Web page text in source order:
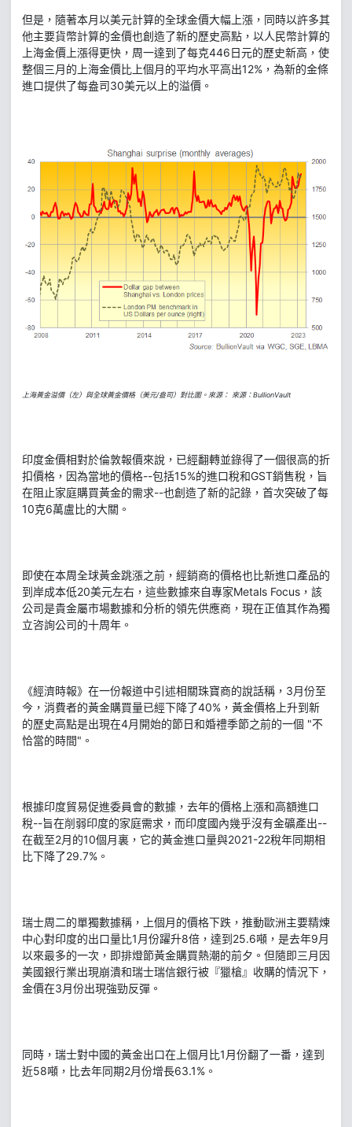
但是，隨著本月以美元計算的全球金價大幅上漲，同時以許多其
他主要貨幣計算的金價也創造了新的歷史高點，以人民幣計算的
上海金價上漲得更快，周一達到了每克446日元的歷史新高，使
整個三月的上海金價比上個月的平均水平高出12%，為新的金條
進口提供了每盎司30美元以上的溢價。
上海黃金溢價（左）與全球黃金價格（美元/盎司）對比圖。來源： 來源：BullionVault
印度金價相對於倫敦報價來說，已經翻轉並錄得了一個很高的折
扣價格，因為當地的價格--包括15%的進口稅和GST銷售稅，旨
在阻止家庭購買黃金的需求--也創造了新的記錄，首次突破了每
10克6萬盧比的大關。
即使在本周全球黃金跳漲之前，經銷商的價格也比新進口產品的
到岸成本低20美元左右，這些數據來自專家Metals Focus，該
公司是貴金屬市場數據和分析的領先供應商，現在正值其作為獨
立咨詢公司的十周年。
《經濟時報》在一份報道中引述相關珠寶商的說話稱，3月份至
今，消費者的黃金購買量已經下降了40%，黃金價格上升到新
的歷史高點是出現在4月開始的節日和婚禮季節之前的一個 "不
恰當的時間"。
根據印度貿易促進委員會的數據，去年的價格上漲和高額進口
稅--旨在削弱印度的家庭需求，而印度國內幾乎沒有金礦產出--
在截至2月的10個月裏，它的黃金進口量與2021-22稅年同期相
比下降了29.7%。
瑞士周二的單獨數據稱，上個月的價格下跌，推動歐洲主要精煉
中心對印度的出口量比1月份躍升8倍，達到25.6噸，是去年9月
以來最多的一次，即排燈節黃金購買熱潮的前夕。但隨即三月因
美國銀行業出現崩潰和瑞士瑞信銀行被『獵槍』收購的情況下，
金價在3月份出現強勁反彈。
同時，瑞士對中國的黃金出口在上個月比1月份翻了一番，達到
近58噸，比去年同期2月份增長63.1%。